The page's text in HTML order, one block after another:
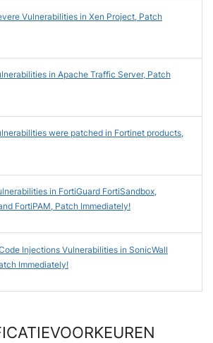
Vulnerabilities in Xen Project, Patch
in Apache Traffic Server, Patch
were patched in Fortinet products,
in FortiGuard FortiSandbox,
FortiPAM, Patch Immediately!
Injections Vulnerabilities in SonicWall
Immediately!